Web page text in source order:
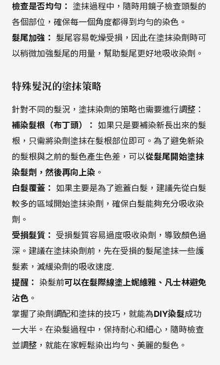
檢查是否均勻：
塗抹過程中，隨時用鏡子檢查頭髮的
各個部位，確保每一個角度都得到均勻的染色。
髮尾加強：
髮尾容易乾燥受損，因此在塗抹染劑時可
以稍微加強髮尾的用量，幫助髮尾更好地吸收染劑。
特殊髮況的塗抹策略
針對不同的髮況，塗抹染劑的策略也需要進行調整：
補染髮根（布丁頭）： 如果只是要補染新長出來的髮
根，只需將染劑塗抹在髮根部位即可。為了避免新染
的髮根與之前的髮色產生色差，可以從髮尾開始塗抹
染髮劑，然後再向上染 。
白髮覆蓋： 如果主要是為了遮蓋白髮，建議先從白髮
較多的區域開始塗抹染劑，確保白髮能夠充分吸收染
劑。
受損髮質：
受損髮質容易過度吸收染劑，導致顏色過
深。建議在塗抹染劑前，先在受損的髮尾塗抹一些護
髮素，減緩染劑的吸收速度.
提醒： 染髮前可以在髮際線塗上妮維雅、凡士林避免
沾色 。
掌握了染劑調配和塗抹的技巧，就能為DIY染髮成功
一大半。在染髮過程中，保持耐心和細心，隨時檢查
並調整，就能在家輕鬆染出均勻、美麗的髮色。